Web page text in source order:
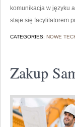
komunikacja w języku
staje się facylitatorem
CATEGORIES: NOWE
Zakup